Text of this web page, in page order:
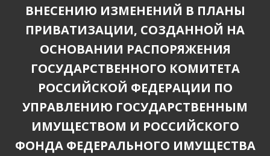
ВНЕСЕНИЮ ИЗМЕНЕНИЙ В ПЛАНЫ
ПРИВАТИЗАЦИИ, СОЗДАННОЙ НА
ОСНОВАНИИ РАСПОРЯЖЕНИЯ
ГОСУДАРСТВЕННОГО КОМИТЕТА
РОССИЙСКОЙ ФЕДЕРАЦИИ ПО
УПРАВЛЕНИЮ ГОСУДАРСТВЕННЫМ
ИМУЩЕСТВОМ И РОССИЙСКОГО
ФОНДА ФЕДЕРАЛЬНОГО ИМУЩЕСТВА